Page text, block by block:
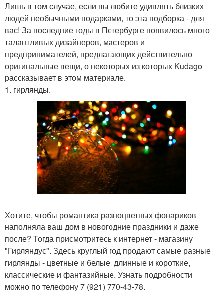
Лишь в том случае, если вы любите удивлять близких
людей необычными подарками, то эта подборка - для
вас! За последние годы в Петербурге появилось много
талантливых дизайнеров, мастеров и
предпринимателей, предлагающих действительно
оригинальные вещи, о некоторых из которых Kudago
рассказывает в этом материале.
1. гирлянды.
Хотите, чтобы романтика разноцветных фонариков
наполняла ваш дом в новогодние праздники и даже
после? Тогда присмотритесь к интернет - магазину
"Гирляндус". Здесь круглый год продают самые разные
гирлянды - цветные и белые, длинные и короткие,
классические и фантазийные. Узнать подробности
можно по телефону 7 (921) 770-43-78.